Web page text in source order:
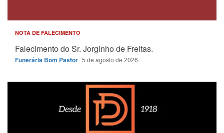
NOTA DE FALECIMENTO
Falecimento do Sr. Jorginho de Freitas.
Funerária Bom Pastor 5 de agosto de 2026